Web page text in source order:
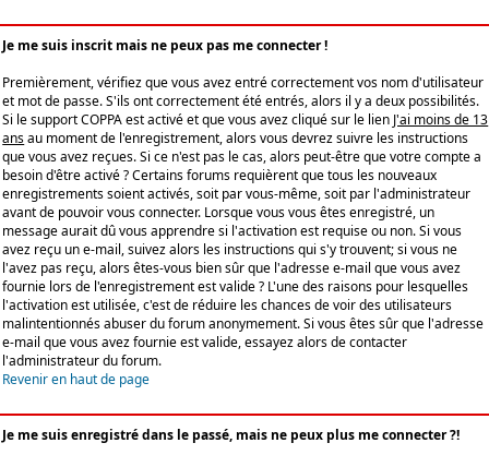
Je me suis inscrit mais ne peux pas me connecter !
Premièrement, vérifiez que vous avez entré correctement vos nom d'utilisateur
et mot de passe. S'ils ont correctement été entrés, alors il y a deux possibilités.
Si le support COPPA est activé et que vous avez cliqué sur le lien J'ai moins de 13
ansau moment de l'enregistrement, alors vous devrez suivre les instructions
que vous avez reçues. Si ce n'est pas le cas, alors peut-être que votre compte a
besoin d'être activé ? Certains forums requièrent que tous les nouveaux
enregistrements soient activés, soit par vous-même, soit par l'administrateur
avant de pouvoir vous connecter. Lorsque vous vous êtes enregistré, un
message aurait dû vous apprendre si l'activation est requise ou non. Si vous
avez reçu un e-mail, suivez alors les instructions qui s'y trouvent; si vous ne
l'avez pas reçu, alors êtes-vous bien sûr que l'adresse e-mail que vous avez
fournie lors de l'enregistrement est valide ? L'une des raisons pour lesquelles
l'activation est utilisée, c'est de réduire les chances de voir des utilisateurs
malintentionnés abuser du forum anonymement. Si vous êtes sûr que l'adresse
e-mail que vous avez fournie est valide, essayez alors de contacter
l'administrateur du forum.
Revenir en haut de page
Je me suis enregistré dans le passé, mais ne peux plus me connecter ?!